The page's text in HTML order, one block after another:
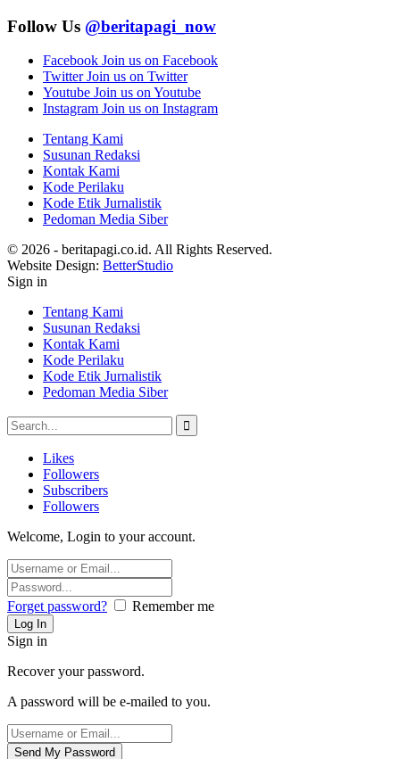
Follow Us @beritapagi_now
Facebook Join us on Facebook
Twitter Join us on Twitter
Youtube Join us on Youtube
Instagram Join us on Instagram
Tentang Kami
Susunan Redaksi
Kontak Kami
Kode Perilaku
Kode Etik Jurnalistik
Pedoman Media Siber
© 2026 - beritapagi.co.id. All Rights Reserved.
Website Design: BetterStudio
Sign in
Tentang Kami
Susunan Redaksi
Kontak Kami
Kode Perilaku
Kode Etik Jurnalistik
Pedoman Media Siber
Likes
Followers
Subscribers
Followers
Welcome, Login to your account.
Forget password? Remember me
Sign in
Recover your password.
A password will be e-mailed to you.